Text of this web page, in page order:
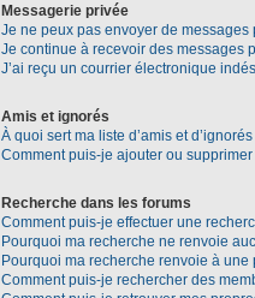
Messagerie privée
Je ne peux pas envoyer de messages
Je continue à recevoir des messages
J’ai reçu un courrier électronique
Amis et ignorés
À quoi sert ma liste d’amis et
Comment puis-je ajouter ou
Recherche dans les forums
Comment puis-je effectuer une
Pourquoi ma recherche ne renvoie
Pourquoi ma recherche renvoie à une
Comment puis-je rechercher des